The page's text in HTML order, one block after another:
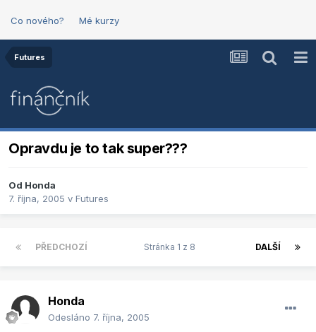
Co nového? Mé kurzy
Futures
Opravdu je to tak super???
Od Honda
7. října, 2005 v Futures
PŘEDCHOZÍ DALŠÍ
Stránka 1 z 8
Honda
Odesláno 7. října, 2005